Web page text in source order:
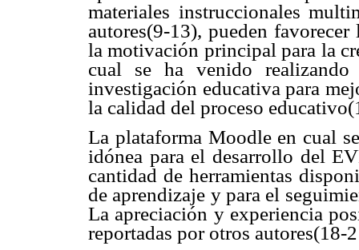
materiales instruccionales
autores(9-13), pueden
la motivación principal para la
cual se ha venido
investigación educativa para
la calidad del proceso
La plataforma Moodle en cual
idónea para el desarrollo del
cantidad de herramientas
de aprendizaje y para el
La apreciación y experiencia
reportadas por otros autores(18-